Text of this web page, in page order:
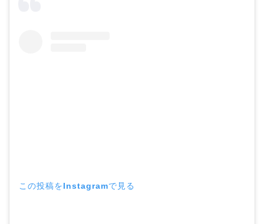
この投稿をInstagramで見る